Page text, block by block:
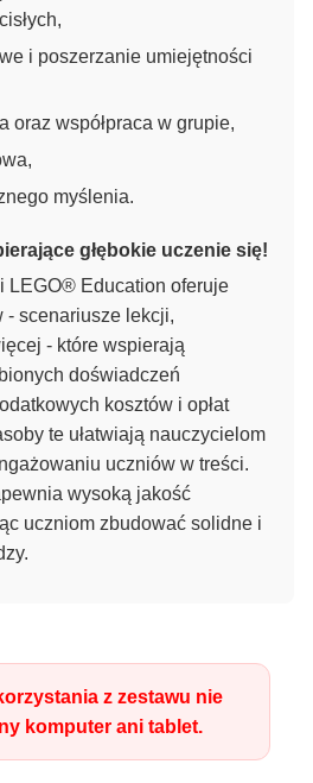
i poszerzanie umiejętności
oraz współpraca w grupie,
myślenia.
głębokie uczenie się!
LEGO® Education oferuje
- scenariusze lekcji,
- które wspierają
doświadczeń
kosztów i opłat
te ułatwiają nauczycielom
uczniów w treści.
wysoką jakość
uczniom zbudować solidne i
z zestawu nie
komputer ani tablet.